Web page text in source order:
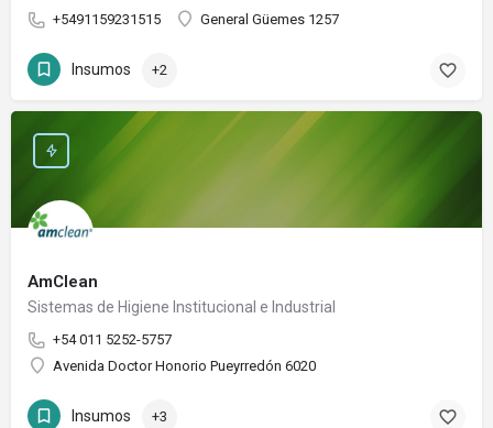
+5491159231515 General Güemes 1257
Insumos +2
AmClean
Sistemas de Higiene Institucional e Industrial
+54 011 5252-5757
Avenida Doctor Honorio Pueyrredón 6020
Insumos +3